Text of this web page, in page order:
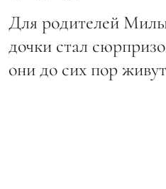
Для родителей
дочки стал
они до сих пор